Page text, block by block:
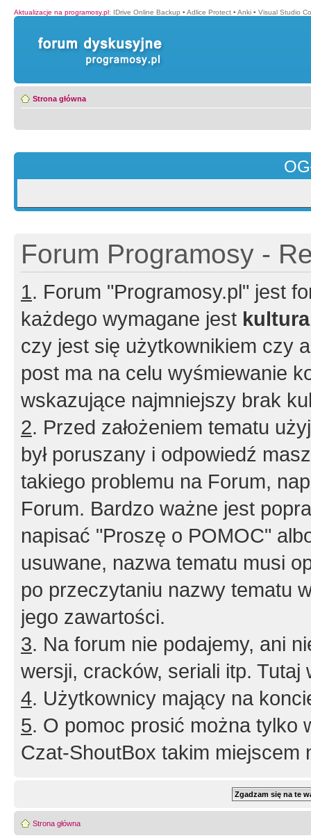
Aktualizacje na programosy.pl: IDrive Online Backup • Adlice Protect • Anki • Visual Studio
Strona główna
Forum Programosy -
1. Forum "Programosy.pl" jest
każdego wymagane jest
czy jest się użytkownikiem czy
post ma na celu wyśmiewanie
wskazujące najmniejszy brak
2. Przed założeniem tematu
był poruszany i odpowiedź
takiego problemu na Forum,
Forum. Bardzo ważne jest
napisać "Proszę o POMOC"
usuwane, nazwa tematu musi
po przeczytaniu nazwy tematu
jego zawartości.
3. Na forum nie podajemy, ani
wersji, cracków, seriali itp. Tutaj
4. Użytkownicy mający na
5. O pomoc prosić można tylko
Czat-ShoutBox takim miejscem
Strona główna